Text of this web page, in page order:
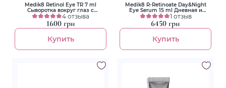
Medik8 Retinol Eye TR 7 ml
Сыворотка вокруг глаз с
витамином А
4 отзыва
1600 грн
Купить
Medik8 R-Retinoate Day&Night
Eye Serum 15 ml Дневная и
ночная сыворотка вокруг глаз
1 отзыв
6450 грн
Купить